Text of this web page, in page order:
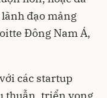
lãnh đạo mảng
Đông Nam Á,
các startup